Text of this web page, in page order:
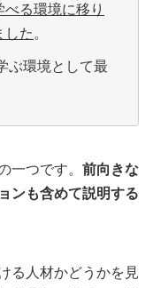
る環境に移り
した 。
ぶ環境として最
一つです。 前向きな
ンも含めて説明する
る人材かどうかを見